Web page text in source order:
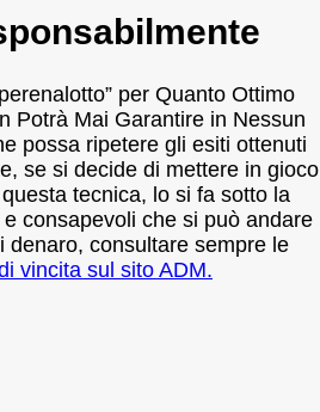
per Quanto Ottimo
Potrà Mai Garantire in Nessun
possa ripetere gli esiti ottenuti
se si decide di mettere in gioco
tecnica, lo si fa sotto la
consapevoli che si può andare
denaro, consultare sempre le
vincita sul sito ADM.